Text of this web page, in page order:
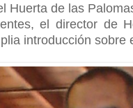
Huerta de las
el director de
introducción sobre